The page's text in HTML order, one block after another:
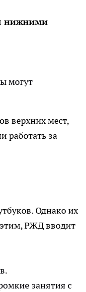
нижними
могут
верхних мест,
работать за
Однако их
этим, РЖД вводит
занятия с